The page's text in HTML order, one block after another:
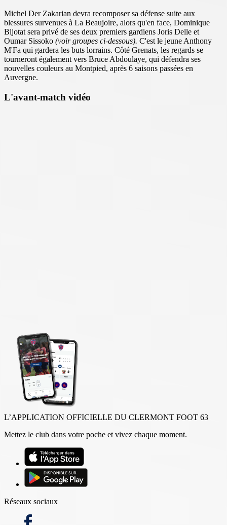
Michel Der Zakarian devra recomposer sa défense suite aux
blessures survenues à La Beaujoire, alors qu'en face, Dominique
Bijotat sera privé de ses deux premiers gardiens Joris Delle et
Oumar Sissoko (voir groupes ci-dessous). C'est le jeune Anthony
M'Fa qui gardera les buts lorrains. Côté Grenats, les regards se
tourneront également vers Bruce Abdoulaye, qui défendra ses
nouvelles couleurs au Montpied, après 6 saisons passées en
Auvergne.
L'avant-match vidéo
L’APPLICATION OFFICIELLE DU CLERMONT FOOT 63
Mettez le club dans votre poche et vivez chaque moment.
Réseaux sociaux